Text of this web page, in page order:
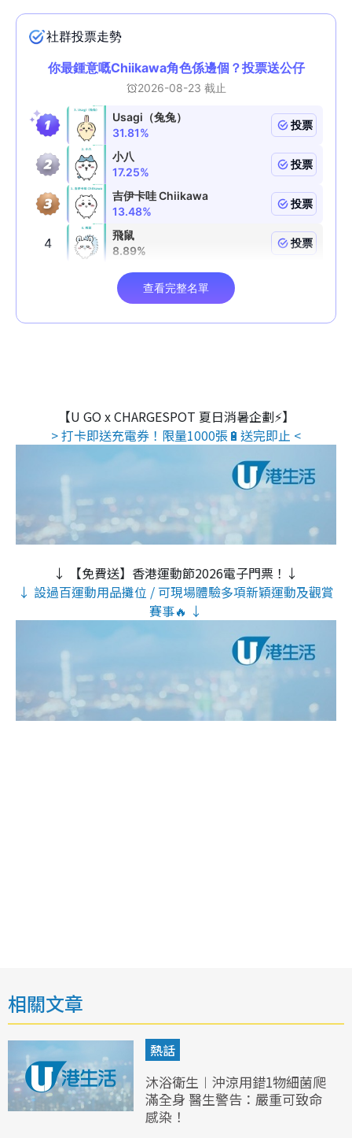
【U GO x CHARGESPOT 夏日消暑企劃⚡】
> 打卡即送充電券！限量1000張🔋送完即止 <
↓ 【免費送】香港運動節2026電子門票！↓
↓ 設過百運動用品攤位 / 可現場體驗多項新穎運動及觀賞
賽事🔥 ↓
相關文章
熱話
沐浴衛生︱沖涼用錯1物細菌爬
滿全身 醫生警告：嚴重可致命
感染！